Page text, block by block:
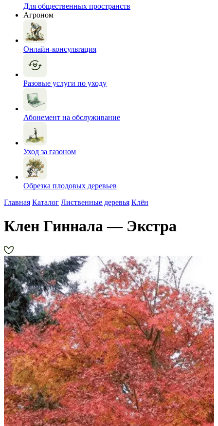
Для общественных пространств
Агроном
Онлайн-консультация
Разовые услуги по уходу
Абонемент на обслуживание
Уход за газоном
Обрезка плодовых деревьев
Главная Каталог Лиственные деревья Клён
Клен Гиннала — Экстра